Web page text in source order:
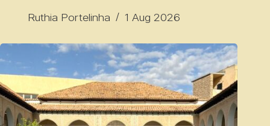
Ruthia Portelinha
1 Aug 2026